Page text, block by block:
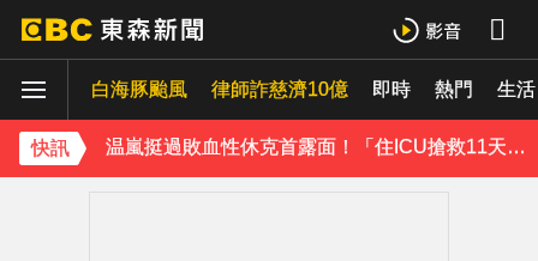
白海豚颱風 律師詐慈濟10億 即時 熱門 生活
快訊
下載東森App，隨時掌握天下大小事！
温嵐挺過敗血性休克首露面！「住ICU搶救11天」曝最新近況：讓大家擔心了